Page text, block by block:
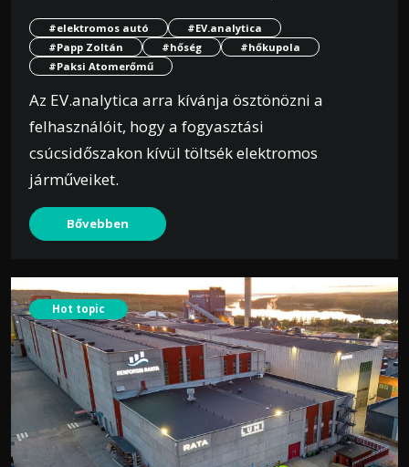
#elektromos autó
#EV.analytica
#Papp Zoltán
#hőség
#hőkupola
#Paksi Atomerőmű
Az EV.analytica arra kívánja ösztönözni a
felhasználóit, hogy a fogyasztási
csúcsidőszakon kívül töltsék elektromos
járműveiket.
Bővebben
Hot topic